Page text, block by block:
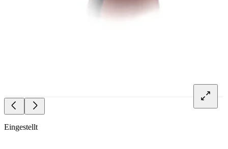
Eingestellt